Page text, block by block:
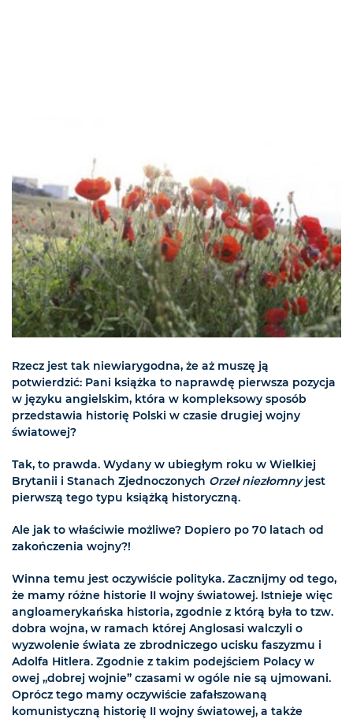
Rzecz jest tak niewiarygodna, że aż muszę ją
potwierdzić: Pani książka to naprawdę pierwsza pozycja
w języku angielskim, która w kompleksowy sposób
przedstawia historię Polski w czasie drugiej wojny
światowej?
Tak, to prawda. Wydany w ubiegłym roku w Wielkiej
Brytanii i Stanach Zjednoczonych Orzeł niezłomnyjest
pierwszą tego typu książką historyczną.
Ale jak to właściwie możliwe? Dopiero po 70 latach od
zakończenia wojny?!
Winna temu jest oczywiście polityka. Zacznijmy od tego,
że mamy różne historie II wojny światowej. Istnieje więc
angloamerykańska historia, zgodnie z którą była to tzw.
dobra wojna, w ramach której Anglosasi walczyli o
wyzwolenie świata ze zbrodniczego ucisku faszyzmu i
Adolfa Hitlera. Zgodnie z takim podejściem Polacy w
owej „dobrej wojnie” czasami w ogóle nie są ujmowani.
Oprócz tego mamy oczywiście zafałszowaną
komunistyczną historię II wojny światowej, a także